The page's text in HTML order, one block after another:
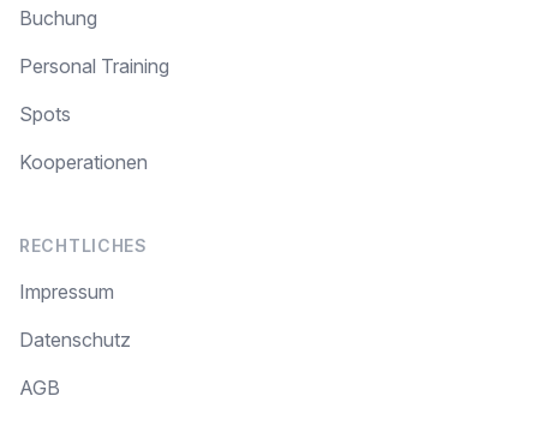
Buchung
Personal Training
Spots
Kooperationen
RECHTLICHES
Impressum
Datenschutz
AGB